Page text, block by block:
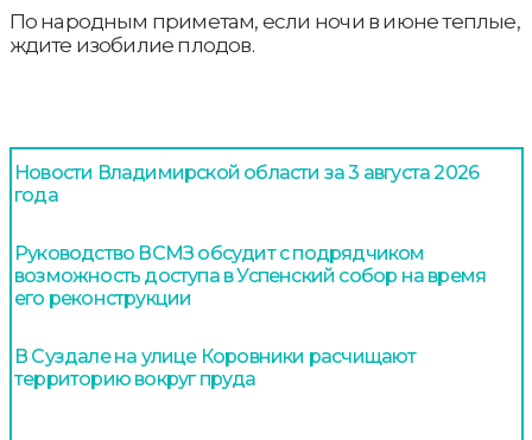
По народным приметам, если ночи в июне теплые,
ждите изобилие плодов.
Новости Владимирской области за 3 августа 2026
года
Руководство ВСМЗ обсудит с подрядчиком
возможность доступа в Успенский собор на время
его реконструкции
В Суздале на улице Коровники расчищают
территорию вокруг пруда